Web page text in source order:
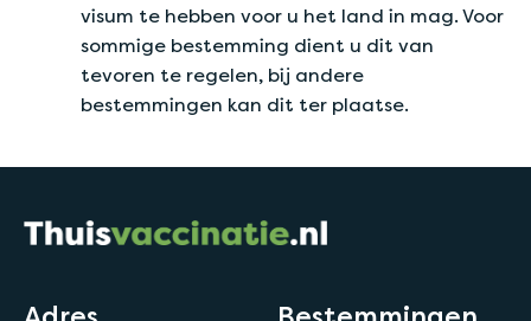
visum te hebben voor u het land in mag. Voor
sommige bestemming dient u dit van
tevoren te regelen, bij andere
bestemmingen kan dit ter plaatse.